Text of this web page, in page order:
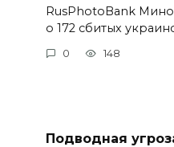
RusPhotoBank
о 172 сбитых
0 148
Подводная